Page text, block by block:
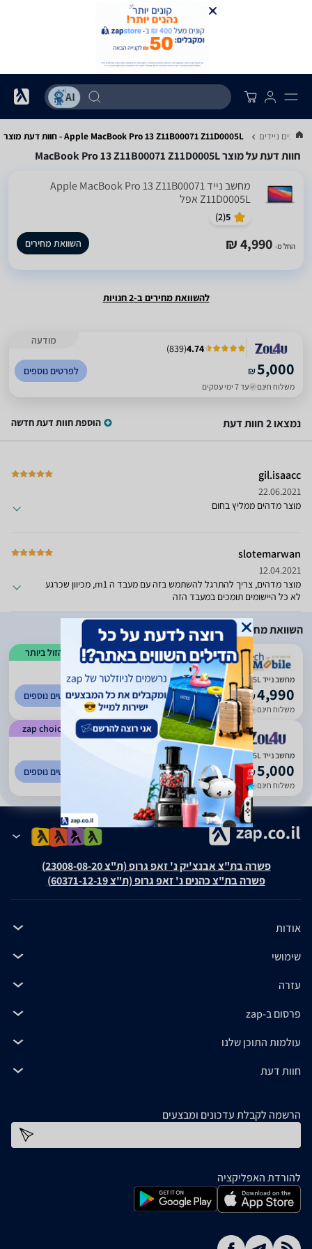
ניידים Apple MacBook Pro 13 Z11B00071 Z11D0005L - חוות דעת מוצר
חוות דעת על מוצר MacBook Pro 13 Z11B00071 Z11D0005L
מחשב נייד Apple MacBook Pro 13 Z11B00071
Z11D0005L אפל
5
(
2
)
החל מ- 4,990 ₪ השוואת מחירים
להשוואת מחירים ב-2 חנויות
מודעה
4.74
(
839
)
₪5,000
משלוח חינם עד 7 ימי עסקים
לפרטים נוספים
נמצאו 2 חוות דעת הוספת חוות דעת חדשה
gil.isaacc
22.06.2021
מוצר מדהים ממליץ בחום
slotemarwan
12.04.2021
מוצר מדהים, צריך להתרגל להשתמש בזה עם מעבד ה m1, מכיוון שכרגע
לא כל היישומים תומכים במעבד הזה
השוואת מחירים
הזול ביותר
4.37
(
244
)
מחשב נייד Apple MacBook Pro 13 Z11B00071 Z11D0005L אפל
₪4,990
משלוח חינם עד 10 ימי עסקים
לפרטים נוספים
zap choice
4.74
(
839
)
מחשב נייד Apple MacBook Pro 13 Z11D0005L אפל
₪5,000
משלוח חינם עד 7 ימי עסקים
לפרטים נוספים
פשרה בת"צ אבנצ'יק נ' זאפ גרופ (ת"צ 23008-08-20)
פשרה בת"צ כהנים נ' זאפ גרופ (ת"צ 60371-12-19)
אודות
שימושי
עזרה
פרסום ב-zap
עולמות התוכן שלנו
חוות דעת
הרשמה לקבלת עדכונים ומבצעים
להורדת האפליקציה